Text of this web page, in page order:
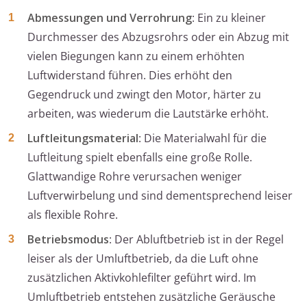
Abmessungen und Verrohrung: Ein zu kleiner
Durchmesser des Abzugsrohrs oder ein Abzug mit
vielen Biegungen kann zu einem erhöhten
Luftwiderstand führen. Dies erhöht den
Gegendruck und zwingt den Motor, härter zu
arbeiten, was wiederum die Lautstärke erhöht.
Luftleitungsmaterial: Die Materialwahl für die
Luftleitung spielt ebenfalls eine große Rolle.
Glattwandige Rohre verursachen weniger
Luftverwirbelung und sind dementsprechend leiser
als flexible Rohre.
Betriebsmodus: Der Abluftbetrieb ist in der Regel
leiser als der Umluftbetrieb, da die Luft ohne
zusätzlichen Aktivkohlefilter geführt wird. Im
Umluftbetrieb entstehen zusätzliche Geräusche